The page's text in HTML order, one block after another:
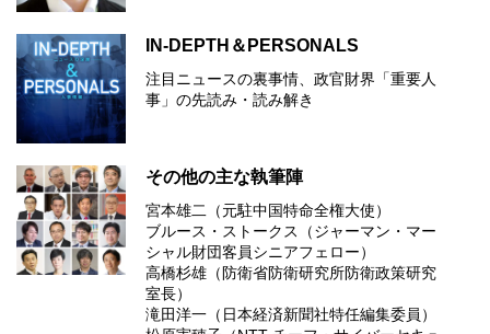
IN-DEPTH＆PERSONALS
注目ニュースの裏事情、政官財界「重要人
事」の先読み・読み解き
その他の主な執筆陣
宮本雄二（元駐中国特命全権大使）
ブルース・ストークス（ジャーマン・マー
シャル財団客員シニアフェロー）
高橋杉雄（防衛省防衛研究所防衛政策研究
室長）
滝田洋一（日本経済新聞社特任編集委員）